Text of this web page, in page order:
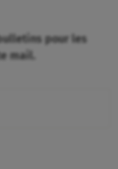
pour les
mail.